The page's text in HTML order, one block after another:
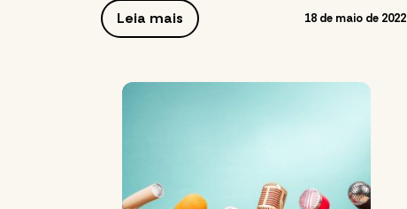
Leia mais 18 de maio de 2022